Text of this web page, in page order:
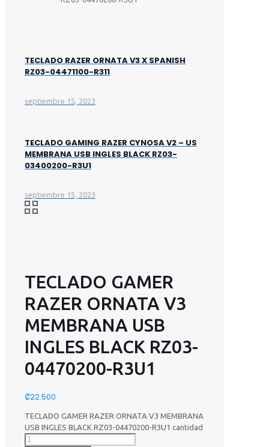
TECLADO RAZER ORNATA V3 X SPANISH
RZ03-04471100-R311
septiembre 15, 2023
TECLADO GAMING RAZER CYNOSA V2 – US
MEMBRANA USB INGLES BLACK RZ03-
03400200-R3U1
septiembre 15, 2023
TECLADO GAMER
RAZER ORNATA V3
MEMBRANA USB
INGLES BLACK RZ03-
04470200-R3U1
₡22.500
TECLADO GAMER RAZER ORNATA V3 MEMBRANA
USB INGLES BLACK RZ03-04470200-R3U1 cantidad